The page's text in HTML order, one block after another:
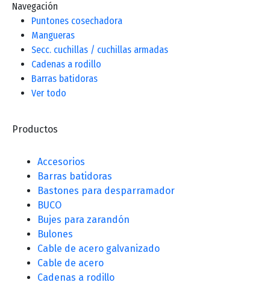
Navegación
Puntones cosechadora
Mangueras
Secc. cuchillas / cuchillas armadas
Cadenas a rodillo
Barras batidoras
Ver todo
Productos
Accesorios
Barras batidoras
Bastones para desparramador
BUCO
Bujes para zarandón
Bulones
Cable de acero galvanizado
Cable de acero
Cadenas a rodillo